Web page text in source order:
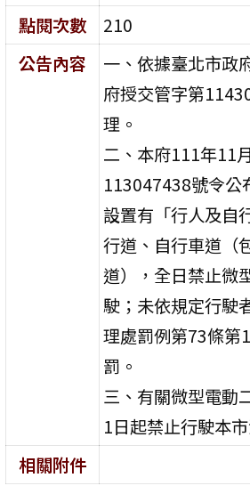
點閱次數
210
公告內容
一、依據臺北市政
府授交管字第
理。
二、本府111年11
113047438號令公
設置有「行人及自
行道、自行車道（
道），全日禁止微
駛；未依規定行駛
理處罰例第73條第
罰。
三、有關微型電動
1日起禁止行駛本
相關附件